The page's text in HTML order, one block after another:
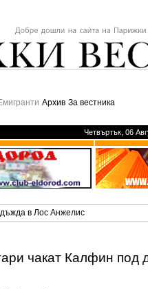
Архив За вестника
Четвъртък, 06
в Лос Анжелис
чакат Калфин под